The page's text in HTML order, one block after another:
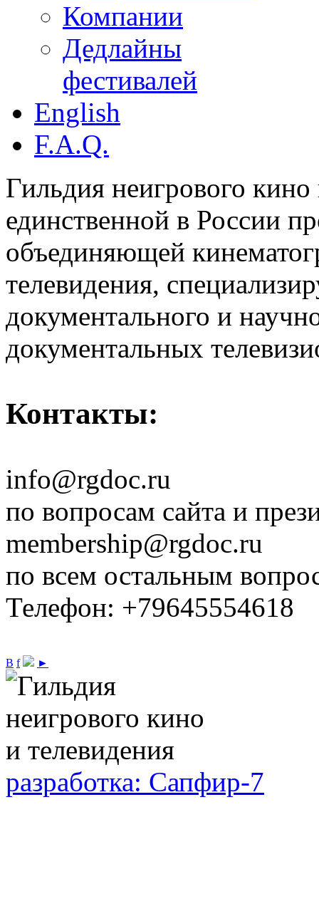
Компании
Дедлайны
фестивалей
English
F.A.Q.
Гильдия неигрового кино
единственной в России
объединяющей
телевидения,
документального и
документальных
Контакты:
info@rgdoc.ru
по вопросам сайта и
membership@rgdoc.ru
по всем остальным
Телефон: +79645554618
В f ►
разработка: Сапфир-7